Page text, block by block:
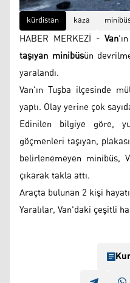
kürdistan kaza
HABER MERKEZİ - Van'ın
taşıyan minibüsün
yaralandı.
Van'ın Tuşba ilçesinde
yaptı. Olay yerine çok
Edinilen bilgiye göre,
göçmenleri taşıyan,
belirlenemeyen minibüs,
çıkarak takla attı.
Araçta bulunan 2 kişi
Yaralılar, Van'daki çeşitli